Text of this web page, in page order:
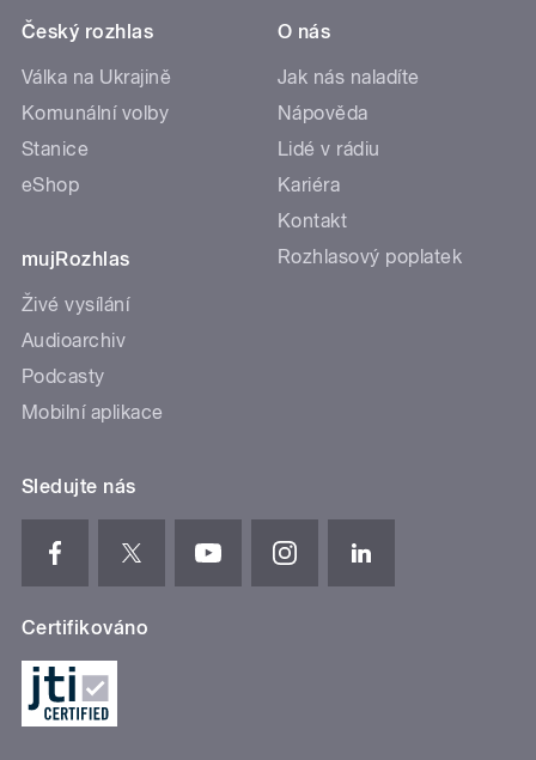
Český rozhlas
Válka na Ukrajině
Komunální volby
Stanice
eShop
mujRozhlas
Živé vysílání
Audioarchiv
Podcasty
Mobilní aplikace
O nás
Jak nás naladíte
Nápověda
Lidé v rádiu
Kariéra
Kontakt
Rozhlasový poplatek
Sledujte nás
Certifikováno